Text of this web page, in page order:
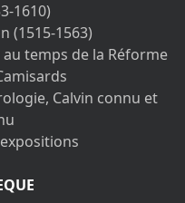
1610)
(1515-1563)
temps de la Réforme
Calvin connu et